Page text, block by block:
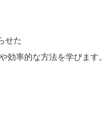
せた
効率的な方法を学びます。